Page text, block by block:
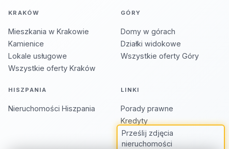
KRAKÓW
Mieszkania w Krakowie
Kamienice
Lokale usługowe
Wszystkie oferty Kraków
GÓRY
Domy w górach
Działki widokowe
Wszystkie oferty Góry
HISZPANIA
Nieruchomości Hiszpania
LINKI
Porady prawne
Kredyty
Prześlij zdjęcia
nieruchomości